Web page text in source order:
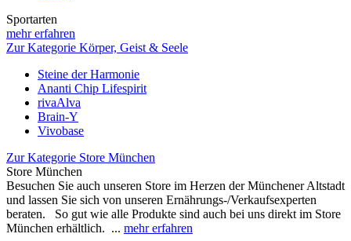
Sportarten
mehr erfahren
Zur Kategorie Körper, Geist & Seele
Steine der Harmonie
Ananti Chip Lifespirit
rivaAlva
Brain-Y
Vivobase
Zur Kategorie Store München
Store München
Besuchen Sie auch unseren Store im Herzen der Münchener Altstadt
und lassen Sie sich von unseren Ernährungs-/Verkaufsexperten
beraten. So gut wie alle Produkte sind auch bei uns direkt im Store
München erhältlich. ... mehr erfahren